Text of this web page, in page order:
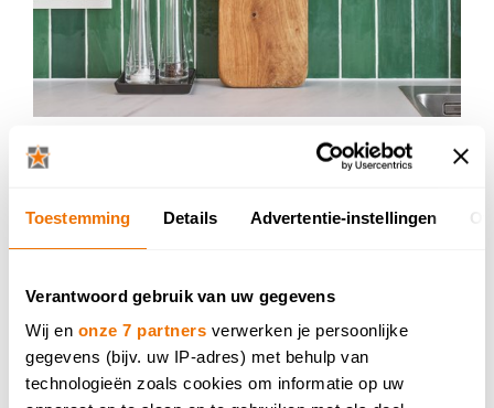
Toestemming Details Advertentie-instellingen
Verantwoord gebruik van uw gegevens
Wij en onze 7 partners verwerken je persoonlijke
gegevens (bijv. uw IP-adres) met behulp van
technologieën zoals cookies om informatie op uw